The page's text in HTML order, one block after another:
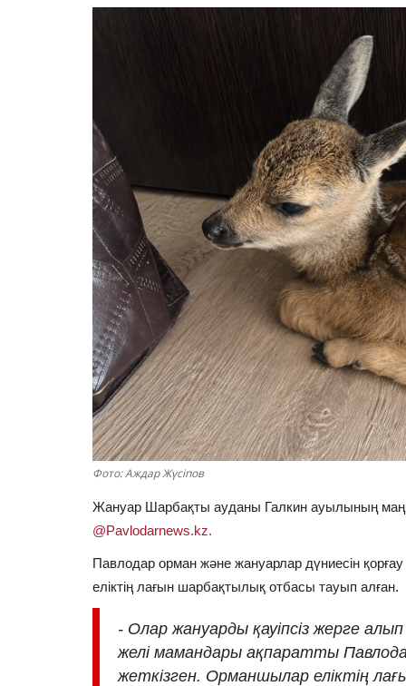
Фото: Аждар Жүсіпов
Жануар Шарбақты ауданы Галкин ауылының
@Pavlodarnews.kz.
Павлодар орман және жануарлар дүниесін
еліктің лағын шарбақтылық отбасы тауып алған.
- Олар жануарды қауіпсіз жерге
желі мамандары ақпаратты
жеткізген. Орманшылар еліктің